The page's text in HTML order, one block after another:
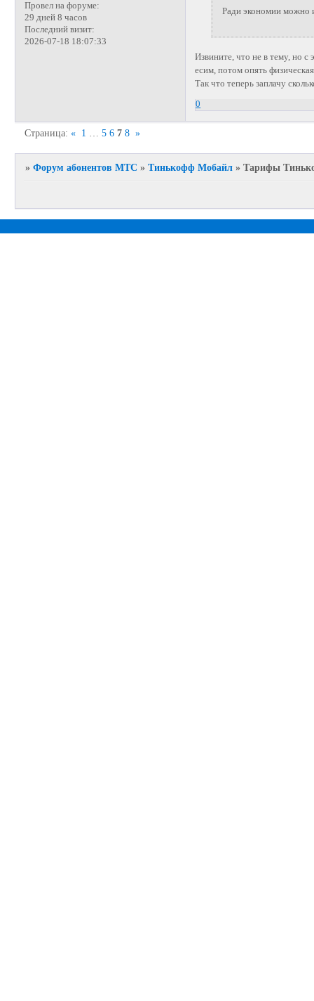
Провел на форуме:
29 дней 8 часов
Последний визит:
2026-07-18 18:07:33
Ради экономии можно
Извините, что не в тему, но
есим, потом опять
Так что теперь заплачу
0
Страница:« 1 … 5 6 7 8 »
»Форум абонентов МТС »Тинькофф Мобайл »Тарифы